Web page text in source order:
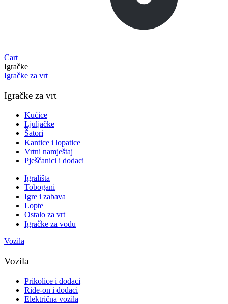
Cart
Igračke
Igračke za vrt
Igračke za vrt
Kućice
Ljuljačke
Šatori
Kantice i lopatice
Vrtni namještaj
Pješčanici i dodaci
Igrališta
Tobogani
Igre i zabava
Lopte
Ostalo za vrt
Igračke za vodu
Vozila
Vozila
Prikolice i dodaci
Ride-on i dodaci
Električna vozila